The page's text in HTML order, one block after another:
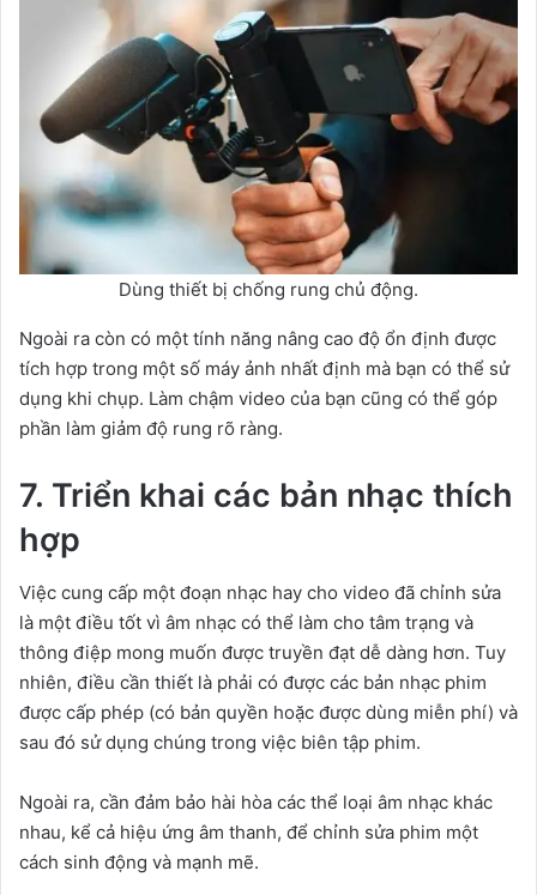
Dùng thiết bị chống rung chủ động.
Ngoài ra còn có một tính năng nâng cao độ ổn định được
tích hợp trong một số máy ảnh nhất định mà bạn có thể sử
dụng khi chụp. Làm chậm video của bạn cũng có thể góp
phần làm giảm độ rung rõ ràng.
7. Triển khai các bản nhạc thích
hợp
Việc cung cấp một đoạn nhạc hay cho video đã chỉnh sửa
là một điều tốt vì âm nhạc có thể làm cho tâm trạng và
thông điệp mong muốn được truyền đạt dễ dàng hơn. Tuy
nhiên, điều cần thiết là phải có được các bản nhạc phim
được cấp phép (có bản quyền hoặc được dùng miễn phí) và
sau đó sử dụng chúng trong việc biên tập phim.
Ngoài ra, cần đảm bảo hài hòa các thể loại âm nhạc khác
nhau, kể cả hiệu ứng âm thanh, để chỉnh sửa phim một
cách sinh động và mạnh mẽ.